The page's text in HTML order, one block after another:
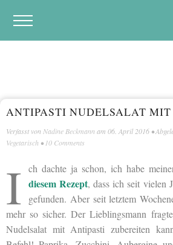
ANTIPASTI NUDELSALAT
Verfasst von Nadine Beckmann am 06. April 2016 •
Vegetarisch • 10 Comments
I ch dachte ja schon, ich habe
diesem Rezept, dass ich seit vielen
gefunden. Aber seit letztem
mehr so sicher. Der Lieblingsmann
Nudelsalat mit Antipasti zubereiten